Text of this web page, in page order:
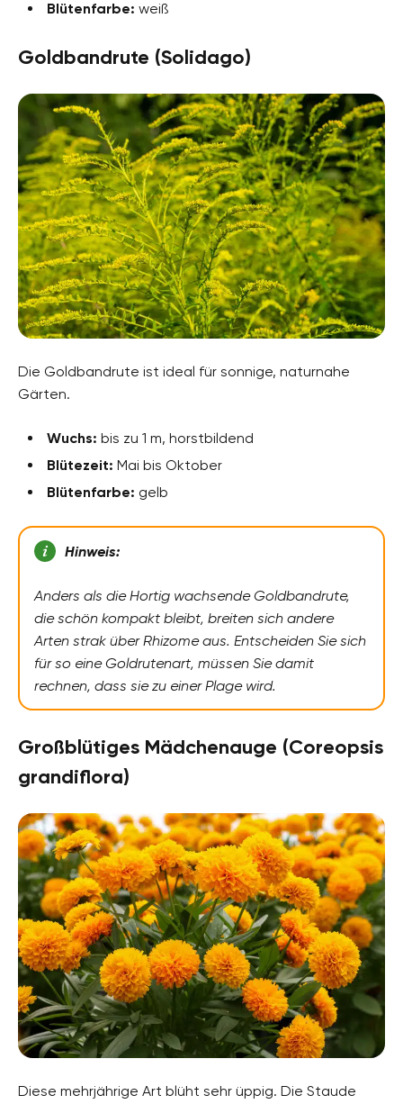
Blütenfarbe: weiß
Goldbandrute (Solidago)
Die Goldbandrute ist ideal für sonnige, naturnahe
Gärten.
Wuchs: bis zu 1 m, horstbildend
Blütezeit: Mai bis Oktober
Blütenfarbe: gelb
Hinweis:
Anders als die Hortig wachsende Goldbandrute,
die schön kompakt bleibt, breiten sich andere
Arten strak über Rhizome aus. Entscheiden Sie sich
für so eine Goldrutenart, müssen Sie damit
rechnen, dass sie zu einer Plage wird.
Großblütiges Mädchenauge (Coreopsis
grandiflora)
Diese mehrjährige Art blüht sehr üppig. Die Staude